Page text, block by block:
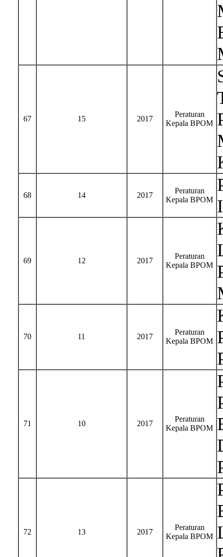
67 15 2017
Peraturan
Kepala BPOM
68 14 2017
Peraturan
Kepala BPOM
69 12 2017
Peraturan
Kepala BPOM
70 11 2017
Peraturan
Kepala BPOM
71 10 2017
Peraturan
Kepala BPOM
72 13 2017
Peraturan
Kepala BPOM